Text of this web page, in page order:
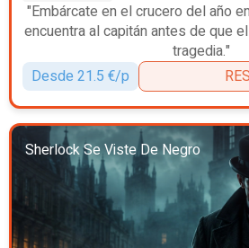
"Embárcate en el crucero del año
encuentra al capitán antes de que
tragedia."
Desde 21.5 €/p
Sherlock Se Viste De Negro